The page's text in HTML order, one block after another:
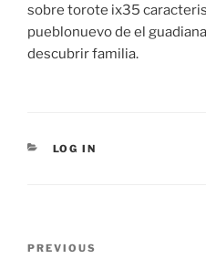
sobre torote ix35
pueblonuevo de el
descubrir familia.
CATEGORIES
LOG IN
Previous
PREVIOUS